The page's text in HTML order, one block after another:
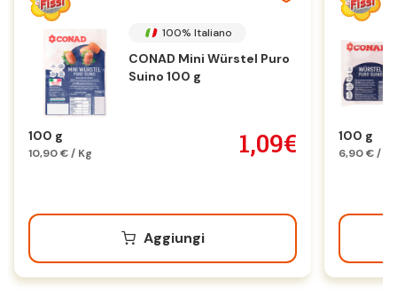
100% Italiano
CONAD Mini Würstel Puro
Suino 100 g
100 g
10,90 € / Kg 1,09€
Aggiungi
100 g
6,90 € /